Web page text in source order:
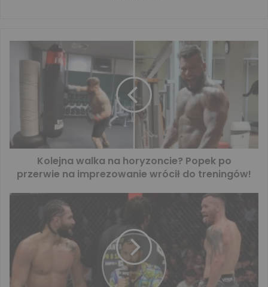
Kolejna walka na horyzoncie? Popek po
przerwie na imprezowanie wrócił do treningów!